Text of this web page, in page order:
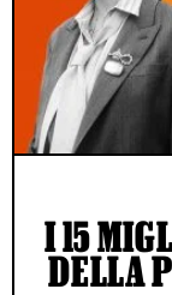
I 15
DELLA